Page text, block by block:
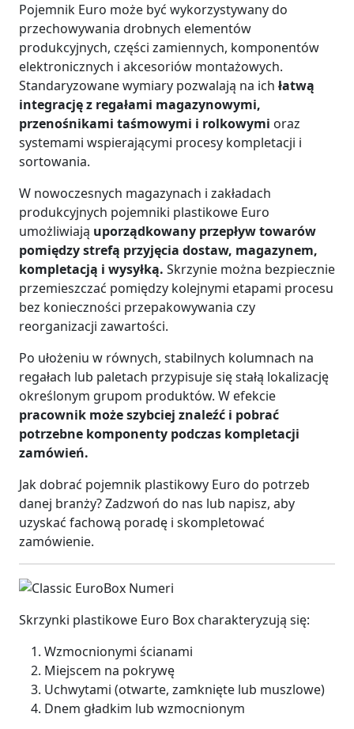
Pojemnik Euro może być wykorzystywany do
przechowywania drobnych elementów
produkcyjnych, części zamiennych, komponentów
elektronicznych i akcesoriów montażowych.
Standaryzowane wymiary pozwalają na ich łatwą
integrację z regałami magazynowymi,
przenośnikami taśmowymi i rolkowymi oraz
systemami wspierającymi procesy kompletacji i
sortowania.
W nowoczesnych magazynach i zakładach
produkcyjnych pojemniki plastikowe Euro
umożliwiają uporządkowany przepływ towarów
pomiędzy strefą przyjęcia dostaw, magazynem,
kompletacją i wysyłką. Skrzynie można bezpiecznie
przemieszczać pomiędzy kolejnymi etapami procesu
bez konieczności przepakowywania czy
reorganizacji zawartości.
Po ułożeniu w równych, stabilnych kolumnach na
regałach lub paletach przypisuje się stałą lokalizację
określonym grupom produktów. W efekcie
pracownik może szybciej znaleźć i pobrać
potrzebne komponenty podczas kompletacji
zamówień.
Jak dobrać pojemnik plastikowy Euro do potrzeb
danej branży? Zadzwoń do nas lub napisz, aby
uzyskać fachową poradę i skompletować
zamówienie.
Skrzynki plastikowe Euro Box charakteryzują się:
Wzmocnionymi ścianami
Miejscem na pokrywę
Uchwytami (otwarte, zamknięte lub muszlowe)
Dnem gładkim lub wzmocnionym